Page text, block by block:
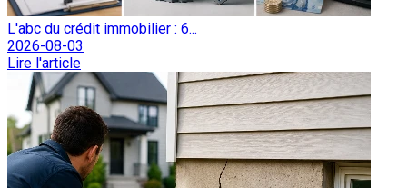
L'abc du crédit immobilier : 6...
2026-08-03
Lire l'article